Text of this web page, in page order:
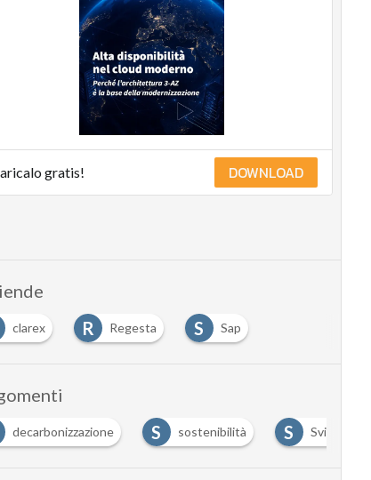
Economia
sostenibile
Sustainability
management
Energy
Management
Normative
ESG
articoli
gratis! DOWNLOAD
clarex R Regesta S Sap
decarbonizzazione S sostenibilità S Sviluppo